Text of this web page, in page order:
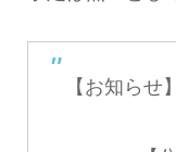
【お知らせ】